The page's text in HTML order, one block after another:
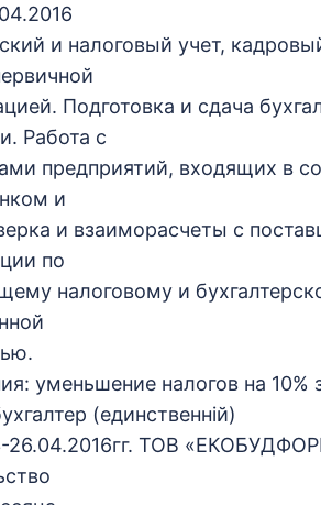
и налоговый учет,
Подготовка и сдача
Работа с
предприятий, входящих в
и
и взаиморасчеты с
по
налоговому и
уменьшение налогов на 10%
(единственній)
26.04.2016гг. ТОВ